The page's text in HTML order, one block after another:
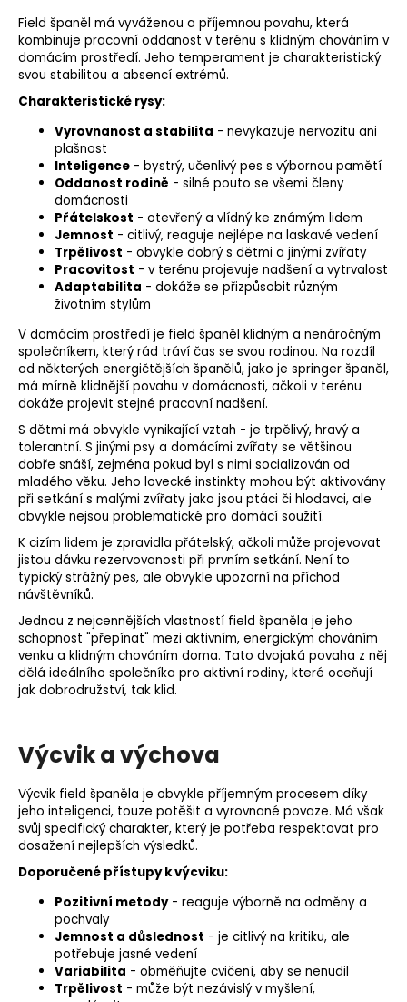
Field španěl má vyváženou a příjemnou povahu, která
kombinuje pracovní oddanost v terénu s klidným chováním v
domácím prostředí. Jeho temperament je charakteristický
svou stabilitou a absencí extrémů.
Charakteristické rysy:
Vyrovnanost a stabilita - nevykazuje nervozitu ani
plašnost
Inteligence - bystrý, učenlivý pes s výbornou pamětí
Oddanost rodině - silné pouto se všemi členy
domácnosti
Přátelskost - otevřený a vlídný ke známým lidem
Jemnost - citlivý, reaguje nejlépe na laskavé vedení
Trpělivost - obvykle dobrý s dětmi a jinými zvířaty
Pracovitost - v terénu projevuje nadšení a vytrvalost
Adaptabilita - dokáže se přizpůsobit různým
životním stylům
V domácím prostředí je field španěl klidným a nenáročným
společníkem, který rád tráví čas se svou rodinou. Na rozdíl
od některých energičtějších španělů, jako je springer španěl,
má mírně klidnější povahu v domácnosti, ačkoli v terénu
dokáže projevit stejné pracovní nadšení.
S dětmi má obvykle vynikající vztah - je trpělivý, hravý a
tolerantní. S jinými psy a domácími zvířaty se většinou
dobře snáší, zejména pokud byl s nimi socializován od
mladého věku. Jeho lovecké instinkty mohou být aktivovány
při setkání s malými zvířaty jako jsou ptáci či hlodavci, ale
obvykle nejsou problematické pro domácí soužití.
K cizím lidem je zpravidla přátelský, ačkoli může projevovat
jistou dávku rezervovanosti při prvním setkání. Není to
typický strážný pes, ale obvykle upozorní na příchod
návštěvníků.
Jednou z nejcennějších vlastností field španěla je jeho
schopnost "přepínat" mezi aktivním, energickým chováním
venku a klidným chováním doma. Tato dvojaká povaha z něj
dělá ideálního společníka pro aktivní rodiny, které oceňují
jak dobrodružství, tak klid.
Výcvik a výchova
Výcvik field španěla je obvykle příjemným procesem díky
jeho inteligenci, touze potěšit a vyrovnané povaze. Má však
svůj specifický charakter, který je potřeba respektovat pro
dosažení nejlepších výsledků.
Doporučené přístupy k výcviku:
Pozitivní metody- reaguje výborně na odměny a
pochvaly
Jemnost a důslednost - je citlivý na kritiku, ale
potřebuje jasné vedení
Variabilita - obměňujte cvičení, aby se nenudil
Trpělivost - může být nezávislý v myšlení,